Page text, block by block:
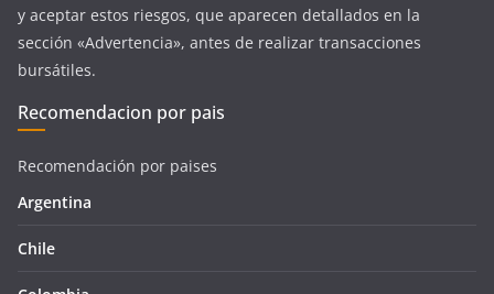
y aceptar estos riesgos, que aparecen detallados en la
sección «Advertencia», antes de realizar transacciones
bursátiles.
Recomendacion por pais
Recomendación por paises
Argentina
Chile